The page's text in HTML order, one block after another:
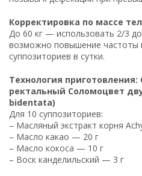
Корректировка по массе
До 60 кг — использовать 2/3
возможно повышение частоты
суппозиториев в сутки.
Технология приготовления:
ректальный Соломоцвет
bidentata)
Для 10 суппозиториев:
– Масляный экстракт корня
– Масло какао — 20 г
– Масло кокоса — 10 г
– Воск канделильский — 3 г